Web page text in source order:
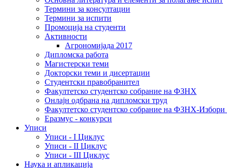
Термини за консултации
Термини за испити
Промоција на студенти
Активности
Агрономијада 2017
Дипломска работа
Магистерски теми
Докторски теми и дисертации
Студентски правобранител
Факултетско студентско собрание на ФЗНХ
Онлајн одбрана на дипломски труд
Факултетско студентско собрание на ФЗНХ-
Еразмус - конкурси
Уписи
Уписи - I Циклус
Уписи - II Циклус
Уписи - III Циклус
Наука и апликација